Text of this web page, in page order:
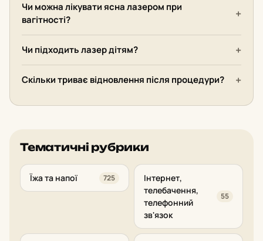
Чи можна лікувати ясна лазером при
вагітності?
Чи підходить лазер дітям?
Скільки триває відновлення після процедури?
Тематичні рубрики
Їжа та напої 725
Інтернет,
телебачення,
телефонний
зв'язок
55